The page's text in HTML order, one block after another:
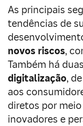
As principais
tendências de
novos riscos,
Também há
digitalização,
aos
diretos por
inovadores e